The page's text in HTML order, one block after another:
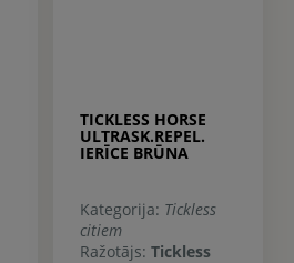
TICKLESS HORSE
ULTRASK.REPEL.
IERĪCE BRŪNA
Kategorija: Tickless
citiem
Ražotājs: Tickless